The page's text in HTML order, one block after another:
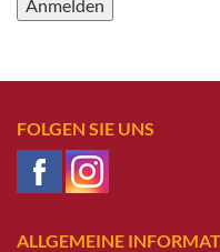
FOLGEN SIE UNS
ALLGEMEINE